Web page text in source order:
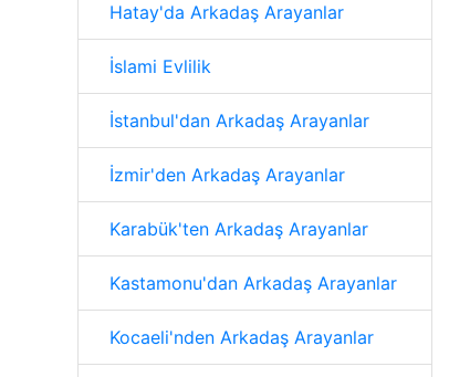
Hatay'da Arkadaş Arayanlar
İslami Evlilik
İstanbul'dan Arkadaş Arayanlar
İzmir'den Arkadaş Arayanlar
Karabük'ten Arkadaş Arayanlar
Kastamonu'dan Arkadaş Arayanlar
Kocaeli'nden Arkadaş Arayanlar